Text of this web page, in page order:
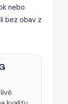
nebo
bez obav z